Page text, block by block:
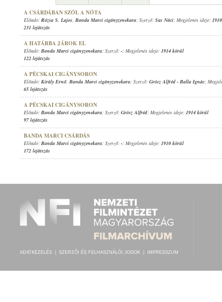
A CSÁRDÁBAN SZÓL A NÓTA
Előadó: Rózsa S. Lajos, Banda Marci cigányzenekara; Szerző: Sas Náci; Megjelenés ideje:
231 lejátszás
A HATÁRBA JÁROK EL
Előadó: Banda Marci cigányzenekara; Szerző: -; Megjelenés ideje: 1914 körül
122 lejátszás
A PÉCSKAI CIGÁNYSORON
Előadó: Király Ernő, Banda Marci cigányzenekara; Szerző: Grósz Alfréd - Balla Ignác;
65 lejátszás
A PÉCSKAI CIGÁNYSORON
Előadó: Banda Marci cigányzenekara; Szerző: Grósz Alfréd; Megjelenés ideje: 1914 körül
97 lejátszás
BANDA MARCI CSÁRDÁS
Előadó: Banda Marci cigányzenekara; Szerző: -; Megjelenés ideje: 1910 körül
172 lejátszás
ADATKEZELÉS SZERZŐI ÉS FELHASZNÁLÓI JOGOK IMPRESSZUM